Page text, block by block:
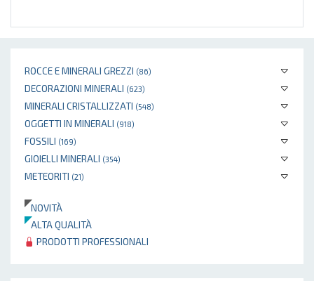
ROCCE E MINERALI GREZZI (86)
DECORAZIONI MINERALI (623)
MINERALI CRISTALLIZZATI (548)
OGGETTI IN MINERALI (918)
FOSSILI (169)
GIOIELLI MINERALI (354)
METEORITI (21)
NOVITÀ
ALTA QUALITÀ
PRODOTTI PROFESSIONALI